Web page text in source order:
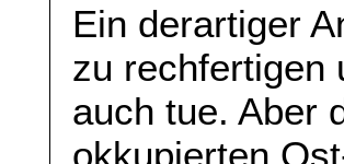
Ein derartiger
zu rechfertigen
auch tue. Aber
okkupierten